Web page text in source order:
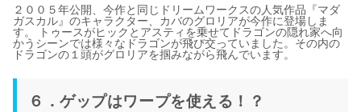
２００５年公開、今作と同じドリームワークスの人気作品『マダ
ガスカル』のキャラクター、カバのグロリアが今作に登場しま
す。 トゥースがヒックとアスティを乗せてドラゴンの隠れ家へ向
かうシーンでは様々なドラゴンが飛び交っていました。その内の
ドラゴンの１頭がグロリアを掴みながら飛んでいます。
６．ゲップはワープを使える！？